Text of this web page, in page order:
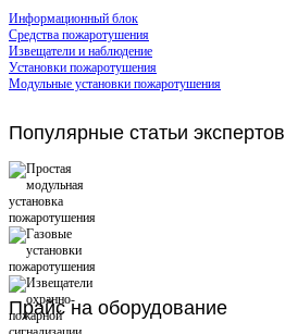
Информационный блок
Средства пожаротушения
Извещатели и наблюдение
Установки пожаротушения
Модульные установки пожаротушения
Популярные статьи экспертов
Прайсна оборудование